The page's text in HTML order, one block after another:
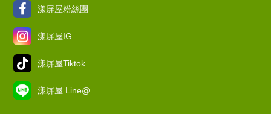
漾屏屋粉絲團
漾屏屋IG
漾屏屋Tiktok
漾屏屋 Line@